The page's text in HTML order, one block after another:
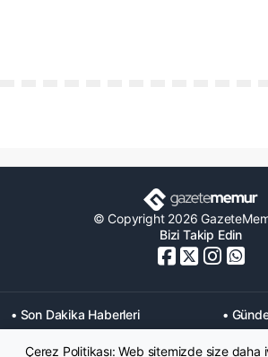
© Copyright 2026
Bizi Takip Edin
• Son Dakika Haberleri
•
• Memurlar Haberleri
•
• Ekonomi Haberleri
• Eğitim
Çerez Politikası: Web sitemizde size daha